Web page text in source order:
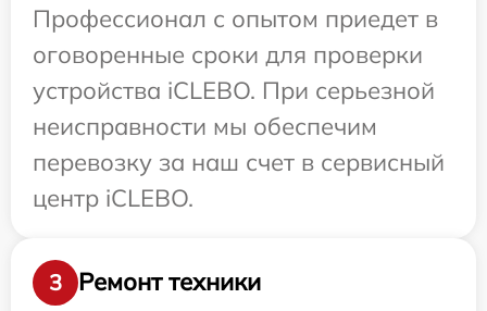
Профессионал с опытом приедет в
оговоренные сроки для проверки
устройства iCLEBO. При серьезной
неисправности мы обеспечим
перевозку за наш счет в сервисный
центр iCLEBO.
3 Ремонт техники